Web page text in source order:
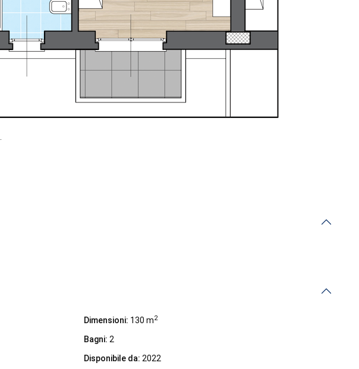
Dimensioni: 130 m2
Bagni: 2
Disponibile da: 2022
Quadrilocale
Trilocale(58)